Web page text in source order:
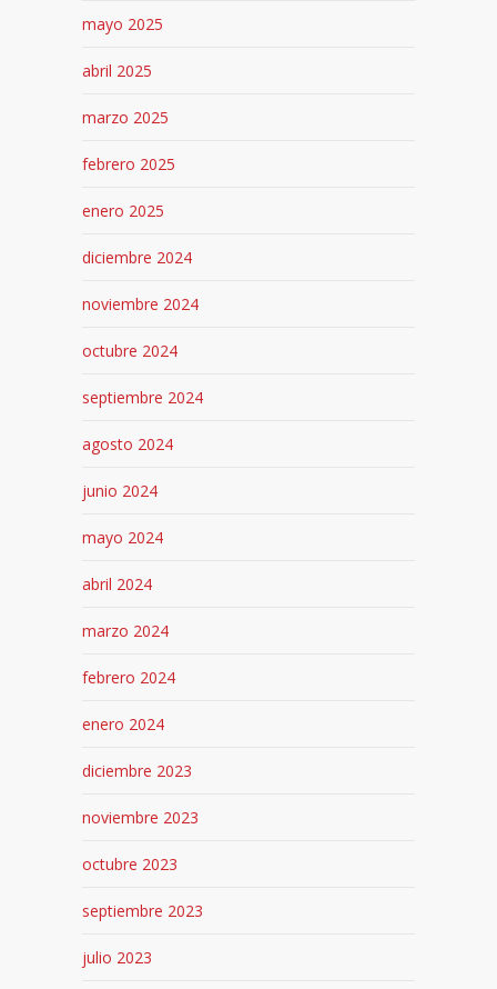
mayo 2025
abril 2025
marzo 2025
febrero 2025
enero 2025
diciembre 2024
noviembre 2024
octubre 2024
septiembre 2024
agosto 2024
junio 2024
mayo 2024
abril 2024
marzo 2024
febrero 2024
enero 2024
diciembre 2023
noviembre 2023
octubre 2023
septiembre 2023
julio 2023